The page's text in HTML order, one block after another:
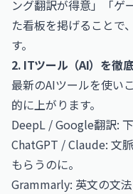
ング翻訳が得意」「ゲ
た看板を掲げることで
す。
2. ITツール（AI）を徹
最新のAIツールを使い
的に上がります。
DeepL / Google翻訳:
ChatGPT /Claude: 文
もらうのに。
Grammarly: 英文の文